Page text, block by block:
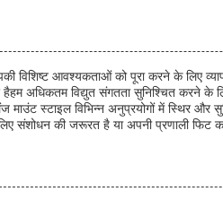
विशिष्ट आवश्यकताओं को पूरा करने के लिए
हैहम अधिकतम विद्युत संगतता सुनिश्चित करने
स्टाइल विभिन्न अनुप्रयोगों में स्थिर और
संशोधन की जरूरत है या अपनी प्रणाली फिट